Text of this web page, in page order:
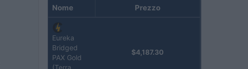
Nome Prezzo
Eureka
Bridged
PAX Gold
$4,187.30